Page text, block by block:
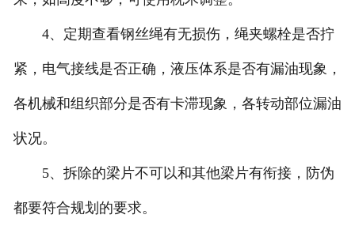
4、定期查看钢丝绳有无损伤，绳夹螺栓是否拧
紧，电气接线是否正确，液压体系是否有漏油现象，
各机械和组织部分是否有卡滞现象，各转动部位漏油
状况。
5、拆除的梁片不可以和其他梁片有衔接，防伪
都要符合规划的要求。